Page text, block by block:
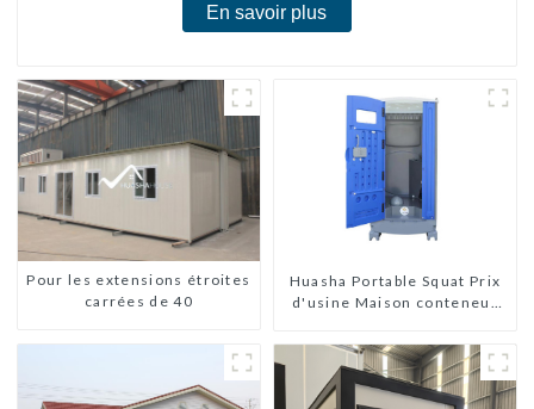
En savoir plus
Pour les extensions étroites
carrées de 40
Huasha Portable Squat Prix
d'usine Maison conteneur
Toilettes préfabriquées
portables Vente
Personnalisée